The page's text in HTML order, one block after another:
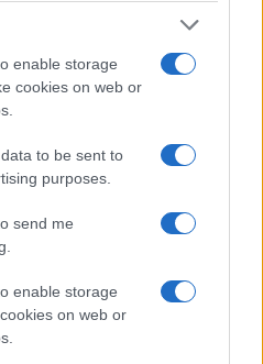
enable storage
cookies on web or
to be sent to
purposes.
send me
enable storage
on web or
η θερμοκρασία – Πού